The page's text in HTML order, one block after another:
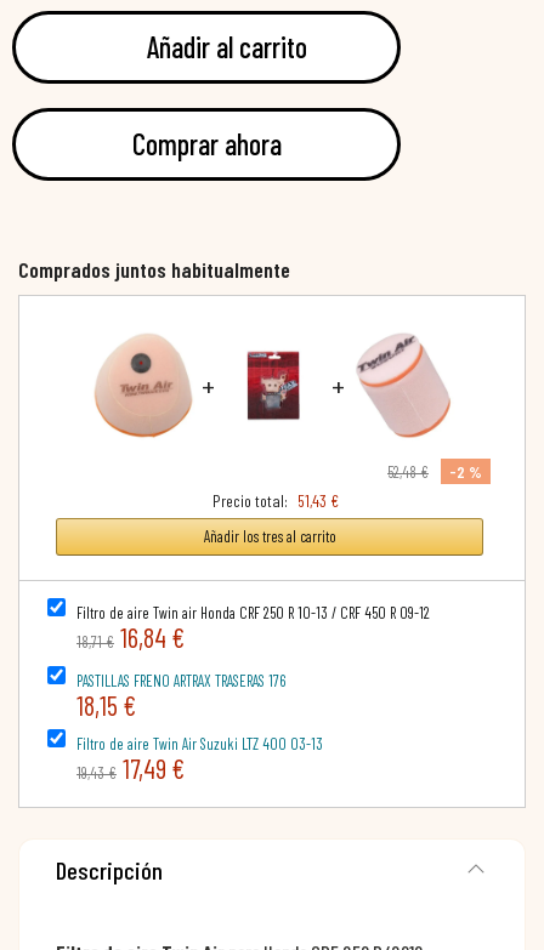
Añadir al carrito
Comprar ahora
Comprados juntos habitualmente
+ +
52,48 €
-2 %
Precio total: 51,43 €
Añadir los tres al carrito
Filtro de aire Twin air Honda CRF 250 R 10-13 / CRF 450 R 09-12
18,71 € 16,84 €
PASTILLAS FRENO ARTRAX TRASERAS 176
18,15 €
Filtro de aire Twin Air Suzuki LTZ 400 03-13
19,43 € 17,49 €
Descripción